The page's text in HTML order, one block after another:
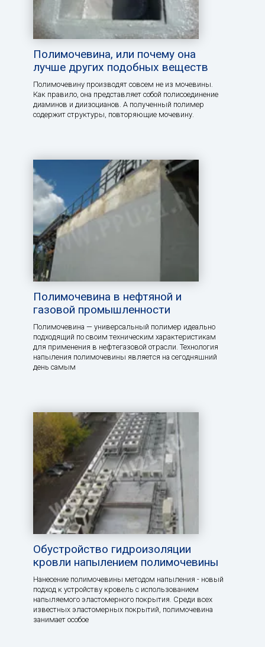
Полимочевина, или почему она
лучше других подобных веществ
Полимочевину производят совсем не из мочевины.
Как правило, она представляет собой полисоединение
диаминов и диизоцианов. А полученный полимер
содержит структуры, повторяющие мочевину.
Полимочевина в нефтяной и
газовой промышленности
Полимочевина — универсальный полимер идеально
подходящий по своим техническим характеристикам
для применения в нефтегазовой отрасли. Технология
напыления полимочевины является на сегодняшний
день самым
Обустройство гидроизоляции
кровли напылением полимочевины
Нанесение полимочевины методом напыления - новый
подход к устройству кровель с использованием
напыляемого эластомерного покрытия. Среди всех
известных эластомерных покрытий, полимочевина
занимает особое